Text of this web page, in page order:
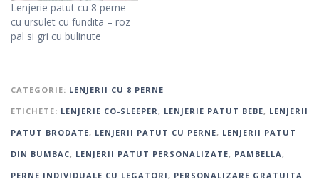
Lenjerie patut cu 8 perne –
cu ursulet cu fundita – roz
pal si gri cu bulinute
CATEGORIE: LENJERII CU 8 PERNE
ETICHETE: LENJERIE CO-SLEEPER, LENJERIE PATUT BEBE, LENJERII
PATUT BRODATE, LENJERII PATUT CU PERNE, LENJERII PATUT
DIN BUMBAC, LENJERII PATUT PERSONALIZATE, PAMBELLA,
PERNE INDIVIDUALE CU LEGATORI, PERSONALIZARE GRATUITA